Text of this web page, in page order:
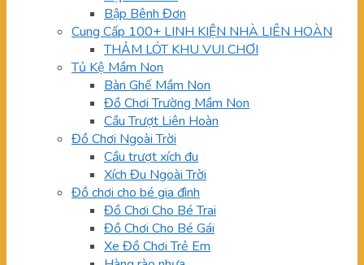
Bập Bênh Đơn
Cung Cấp 100+ LINH KIỆN NHÀ LIÊN HOÀN
THẢM LÓT KHU VUI CHƠI
Tủ Kệ Mầm Non
Bàn Ghế Mầm Non
Đồ Chơi Trường Mầm Non
Cầu Trượt Liên Hoàn
Đồ Chơi Ngoài Trời
Cầu trượt xích đu
Xích Đu Ngoài Trời
Đồ chơi cho bé gia đình
Đồ Chơi Cho Bé Trai
Đồ Chơi Cho Bé Gái
Xe Đồ Chơi Trẻ Em